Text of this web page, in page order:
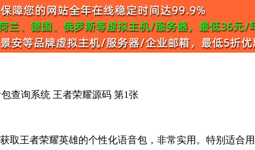
取王者荣耀英雄的个性化语音包，非常实用。特别适合